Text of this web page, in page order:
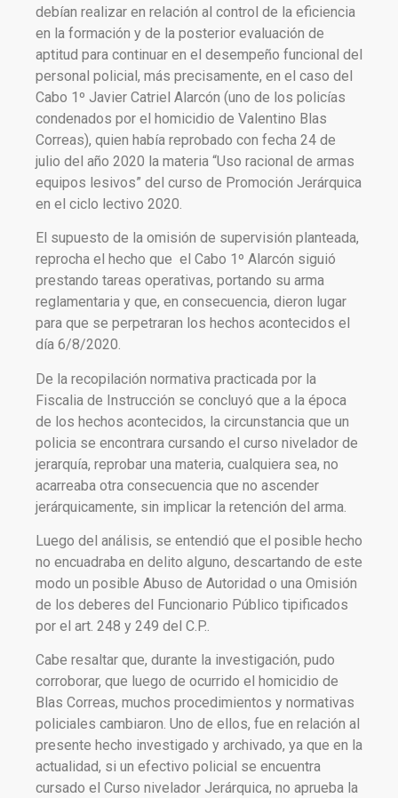
debían realizar en relación al control de la eficiencia
en la formación y de la posterior evaluación de
aptitud para continuar en el desempeño funcional del
personal policial, más precisamente, en el caso del
Cabo 1º Javier Catriel Alarcón (uno de los policías
condenados por el homicidio de Valentino Blas
Correas), quien había reprobado con fecha 24 de
julio del año 2020 la materia “Uso racional de armas
equipos lesivos” del curso de Promoción Jerárquica
en el ciclo lectivo 2020.
El supuesto de la omisión de supervisión planteada,
reprocha el hecho que el Cabo 1º Alarcón siguió
prestando tareas operativas, portando su arma
reglamentaria y que, en consecuencia, dieron lugar
para que se perpetraran los hechos acontecidos el
día 6/8/2020.
De la recopilación normativa practicada por la
Fiscalia de Instrucción se concluyó que a la época
de los hechos acontecidos, la circunstancia que un
policia se encontrara cursando el curso nivelador de
jerarquía, reprobar una materia, cualquiera sea, no
acarreaba otra consecuencia que no ascender
jerárquicamente, sin implicar la retención del arma.
Luego del análisis, se entendió que el posible hecho
no encuadraba en delito alguno, descartando de este
modo un posible Abuso de Autoridad o una Omisión
de los deberes del Funcionario Público tipificados
por el art. 248 y 249 del C.P..
Cabe resaltar que, durante la investigación, pudo
corroborar, que luego de ocurrido el homicidio de
Blas Correas, muchos procedimientos y normativas
policiales cambiaron. Uno de ellos, fue en relación al
presente hecho investigado y archivado, ya que en la
actualidad, si un efectivo policial se encuentra
cursado el Curso nivelador Jerárquica, no aprueba la